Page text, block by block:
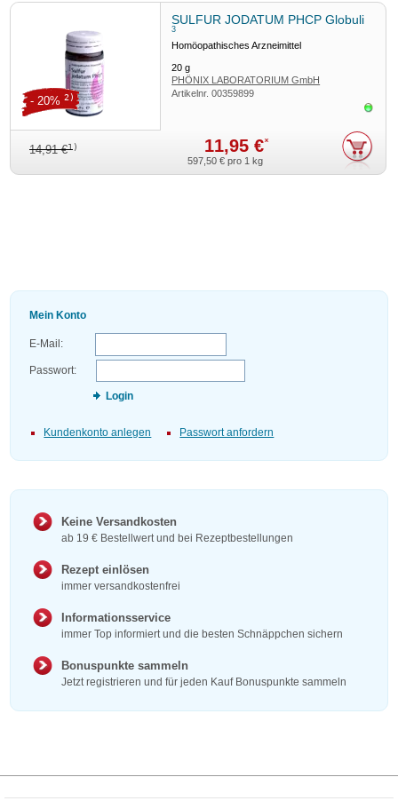
SULFUR JODATUM PHCP Globuli
3
Homöopathisches Arzneimittel
20g
PHÖNIX LABORATORIUM GmbH
Artikelnr.00359899
14,91 €1) 11,95 €*
- 20% 2)
597,50 € pro 1 kg
Mein Konto
E-Mail:
Passwort:
Login
Kundenkonto anlegen Passwort anfordern
Keine Versandkosten
ab 19 € Bestellwert und bei Rezeptbestellungen
Rezept einlösen
immer versandkostenfrei
Informationsservice
immer Top informiert und die besten Schnäppchen sichern
Bonuspunkte sammeln
Jetzt registrieren und für jeden Kauf Bonuspunkte sammeln